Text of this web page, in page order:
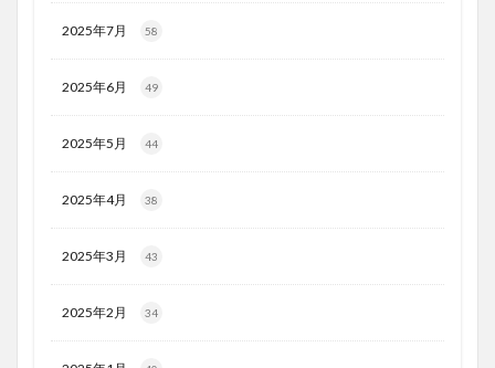
2025年7月 58
2025年6月 49
2025年5月 44
2025年4月 38
2025年3月 43
2025年2月 34